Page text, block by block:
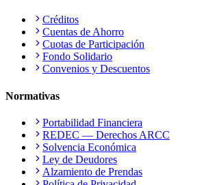
Créditos
Cuentas de Ahorro
Cuotas de Participación
Fondo Solidario
Convenios y Descuentos
Normativas
Portabilidad Financiera
REDEC — Derechos ARCC
Solvencia Económica
Ley de Deudores
Alzamiento de Prendas